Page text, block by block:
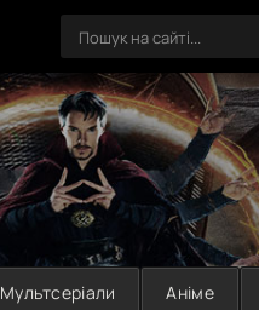
Мультсеріали Аніме